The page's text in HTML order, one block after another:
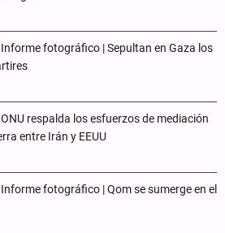
Informe fotográfico | Sepultan en Gaza los
ONU respalda los esfuerzos de mediación
entre Irán y EEUU
Informe fotográfico | Qom se sumerge en el